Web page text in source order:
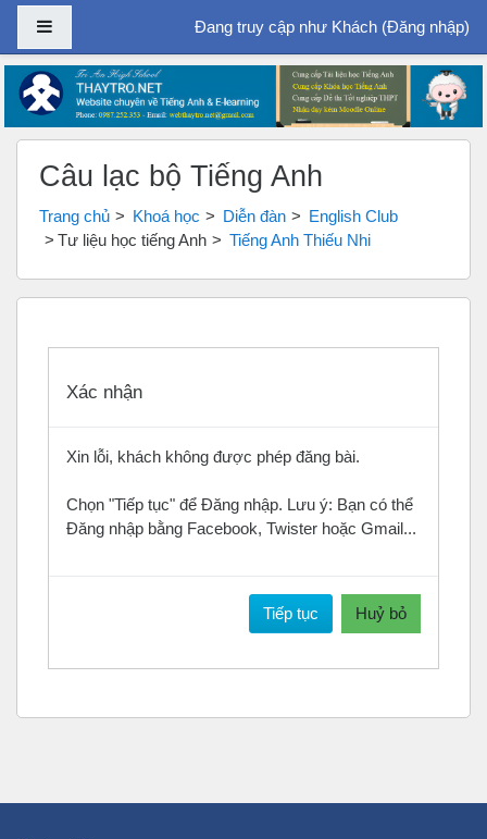
Chuyển tới nội dung chính
Bảng điều khiển cạnhĐang truy cập như Khách (Đăng nhập)
Câu lạc bộ Tiếng Anh
Trang chủ Khoá học Diễn đàn
English Club
Tư liệu học tiếng Anh
Tiếng Anh Thiếu Nhi
Xác nhận
Xin lỗi, khách không được phép đăng bài.
Chọn "Tiếp tục" để Đăng nhập. Lưu ý: Bạn có thể
Đăng nhập bằng Facebook, Twister hoặc Gmail...
Tiếp tục Huỷ bỏ